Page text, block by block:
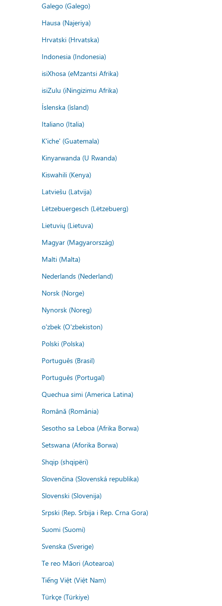
Galego (Galego)
Hausa (Najeriya)
Hrvatski (Hrvatska)
Indonesia (Indonesia)
isiXhosa (eMzantsi Afrika)
isiZulu (iNingizimu Afrika)
Íslenska (ísland)
Italiano (Italia)
K'iche' (Guatemala)
Kinyarwanda (U Rwanda)
Kiswahili (Kenya)
Latviešu (Latvija)
Lëtzebuergesch (Lëtzebuerg)
Lietuvių (Lietuva)
Magyar (Magyarország)
Malti (Malta)
Nederlands (Nederland)
Norsk (Norge)
Nynorsk (Noreg)
o'zbek (O'zbekiston)
Polski (Polska)
Português (Brasil)
Português (Portugal)
Quechua simi (America Latina)
Română (România)
Sesotho sa Leboa (Afrika Borwa)
Setswana (Aforika Borwa)
Shqip (shqipëri)
Slovenčina (Slovenská republika)
Slovenski (Slovenija)
Srpski (Rep. Srbija i Rep. Crna Gora)
Suomi (Suomi)
Svenska (Sverige)
Te reo Māori (Aotearoa)
Tiếng Việt (Việt Nam)
Türkçe (Türkiye)